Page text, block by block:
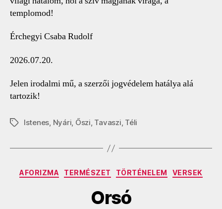
templomod!
Érchegyi Csaba Rudolf
2026.07.20.
Jelen irodalmi mű, a szerzői jogvédelem hatálya alá
tartozik!
CímkékIstenes, Nyári, Őszi, Tavaszi, Téli
Kategóriák
AFORIZMA TERMÉSZET TÖRTÉNELEM VERSEK
Orsó